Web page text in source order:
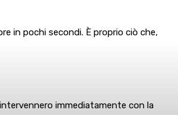
in pochi secondi. È proprio ciò che,
immediatamente con la